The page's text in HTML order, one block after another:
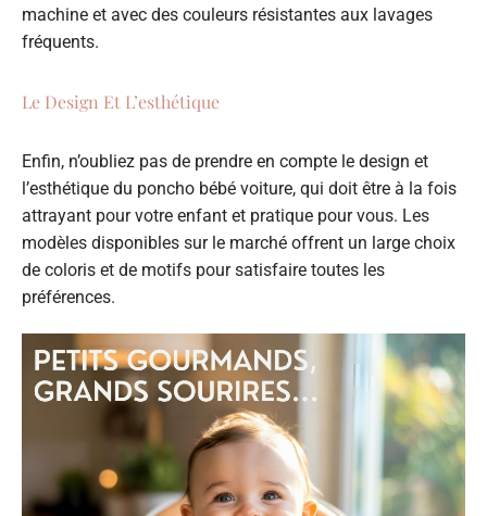
machine et avec des couleurs résistantes aux lavages
fréquents.
Le Design Et L’esthétique
Enfin, n’oubliez pas de prendre en compte le design et
l’esthétique du poncho bébé voiture, qui doit être à la fois
attrayant pour votre enfant et pratique pour vous. Les
modèles disponibles sur le marché offrent un large choix
de coloris et de motifs pour satisfaire toutes les
préférences.